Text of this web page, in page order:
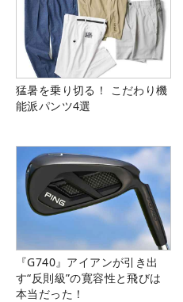
猛暑を乗り切る！ こだわり機
能派パンツ4選
『G740』アイアンが引き出
す“反則級”の寛容性と飛びは
本当だった！